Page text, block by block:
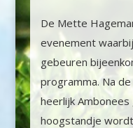
De Mette
evenement
gebeuren
programma. Na
heerlijk Ambonees
hoogstandje